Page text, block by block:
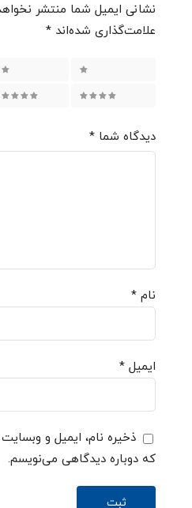
نشانی ایمیل شما منتشر
علامت‌گذاری شده‌اند *
دیدگاه شما *
نام *
ایمیل *
ذخیره نام، ایمیل و
که دوباره دیدگاهی می‌نویسم.